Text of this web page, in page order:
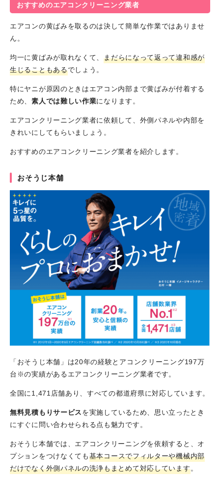
おすすめのエアコンクリーニング業者
エアコンの黄ばみを取るのは決して簡単な作業ではありませ
ん。
均一に黄ばみが取れなくて、まだらになって返って違和感が
生じることもあるでしょう。
特にヤニが原因のときはエアコン内部まで黄ばみが付着する
ため、素人では難しい作業になります。
エアコンクリーニング業者に依頼して、外側パネルや内部を
きれいにしてもらいましょう。
おすすめのエアコンクリーニング業者を紹介します。
おそうじ本舗
「おそうじ本舗」は20年の経験とアコンクリーニング197万
台※の実績があるエアコンクリーニング業者です。
全国に1,471店舗あり、すべての都道府県に対応しています。
無料見積もりサービスを実施しているため、思い立ったとき
にすぐに問い合わせられる点も魅力です。
おそうじ本舗では、エアコンクリーニングを依頼すると、オ
プションをつけなくても基本コースでフィルターや機械内部
だけでなく外側パネルの洗浄もまとめて対応しています。